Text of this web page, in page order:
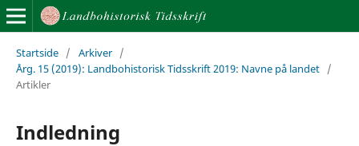
Startside / Arkiver /
Årg. 15 (2019): Landbohistorisk Tidsskrift 2019: Navne på landet /
Artikler
Indledning